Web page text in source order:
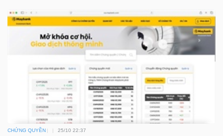
CHỨNG QUYỀN 25/10 22:37
TƯ
XUẤT
Ngành